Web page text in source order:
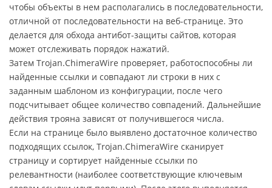
чтобы объекты в нем располагались в последовательности,
отличной от последовательности на веб-странице. Это
делается для обхода антибот-защиты сайтов, которая
может отслеживать порядок нажатий.
Затем Trojan.ChimeraWire проверяет, работоспособны ли
найденные ссылки и совпадают ли строки в них с
заданным шаблоном из конфигурации, после чего
подсчитывает общее количество совпадений. Дальнейшие
действия трояна зависят от получившегося числа.
Если на странице было выявлено достаточное количество
подходящих ссылок, Trojan.ChimeraWire сканирует
страницу и сортирует найденные ссылки по
релевантности (наиболее соответствующие ключевым